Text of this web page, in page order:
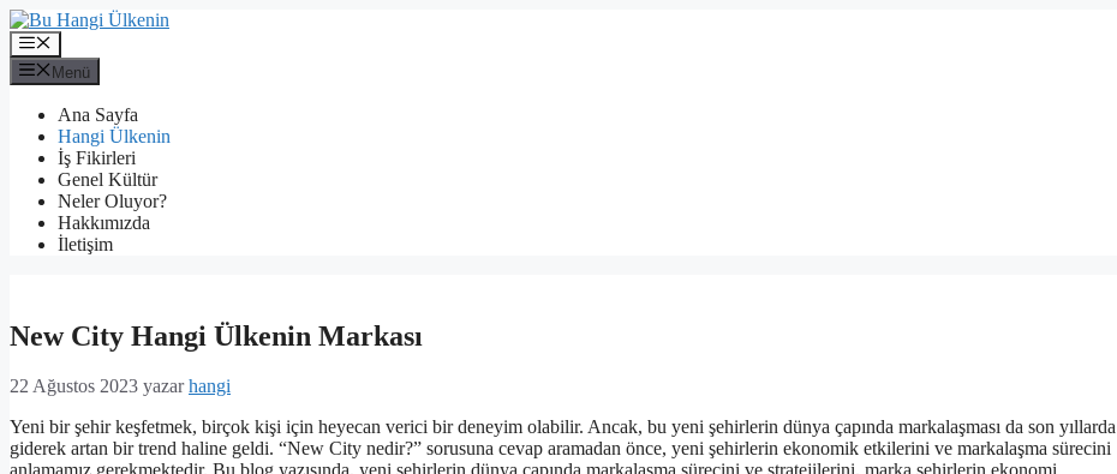
İçeriğe
atla
Menü
Menü
Ana Sayfa
Hangi Ülkenin
İş Fikirleri
Genel Kültür
Neler Oluyor?
Hakkımızda
İletişim
New City Hangi Ülkenin Markası
22 Ağustos 2023 yazarhangi
Yeni bir şehir keşfetmek, birçok kişi için heyecan verici bir deneyim olabilir. Ancak, bu yeni şehirlerin dünya çapında markalaşması da son yıllarda
giderek artan bir trend haline geldi. “New City nedir?” sorusuna cevap aramadan önce, yeni şehirlerin ekonomik etkilerini ve markalaşma sürecini